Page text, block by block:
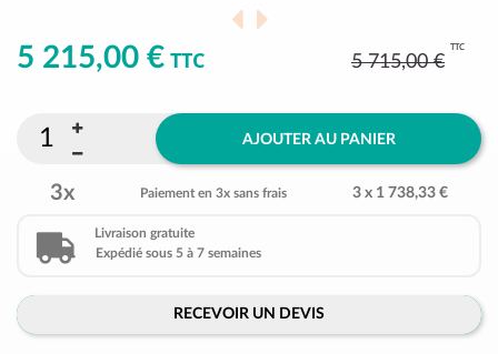
5 215,00 € TTC 5 715,00 €
TTC
AJOUTER AU PANIER
3x Paiement en 3x sans frais 3 x 1 738,33 €
Livraison gratuite
Expédié sous 5 à 7 semaines
RECEVOIR UN DEVIS